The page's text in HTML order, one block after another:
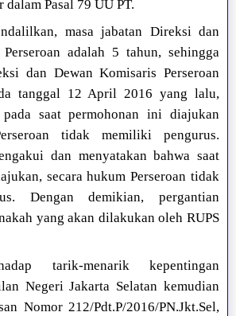
dalam Pasal 79 UU PT.
masa jabatan Direksi dan
adalah 5 tahun, sehingga
dan Dewan Komisaris Perseroan
tanggal 12 April 2016 yang lalu,
saat permohonan ini diajukan
tidak memiliki pengurus.
dan menyatakan bahwa saat
secara hukum Perseroan tidak
Dengan demikian, pergantian
yang akan dilakukan oleh RUPS
tarik-menarik kepentingan
Negeri Jakarta Selatan kemudian
Nomor 212/Pdt.P/2016/PN.Jkt.Sel,